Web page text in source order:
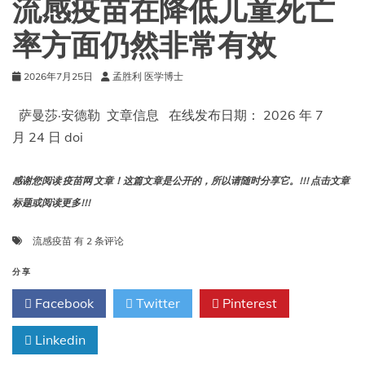
础
设
施
流感疫苗在降低儿童死亡
率方面仍然非常有效
2026年7月25日 孟胜利 医学博士
萨曼莎·安德勒 文章信息 在线发布日期： 2026 年 7
月 24 日 doi
感谢您阅读 疫苗网 文章！这篇文章是公开的，所以请随时分享它。!!! 点击文章
标题或阅读更多!!!
流感疫苗 流
苗
在
降
低
儿
有 2 条评论
分享
Facebook Twitter Pinterest
Linkedin